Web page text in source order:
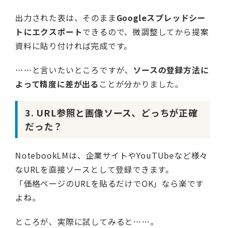
出力された表は、そのままGoogleスプレッドシー
トにエクスポートできるので、微調整してから提案
資料に貼り付ければ完成です。
……と言いたいところですが、 ソースの登録方法に
よって精度に差が出る ことが分かりました。
3. URL参照と画像ソース、どっちが正確
だった？
NotebookLMは、企業サイトやYouTUbeなど様々
なURLを直接ソースとして登録できます。
「価格ページのURLを貼るだけでOK」なら楽です
よね。
ところが、実際に試してみると……。